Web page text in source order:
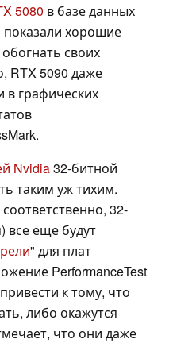
5080 в базе данных
показали хорошие
своих
RTX 5090 даже
в графических
Nvidia32-битной
таким уж тихим.
32-
все еще будут
" для плат
PerformanceTest
к тому, что
либо окажутся
что они даже